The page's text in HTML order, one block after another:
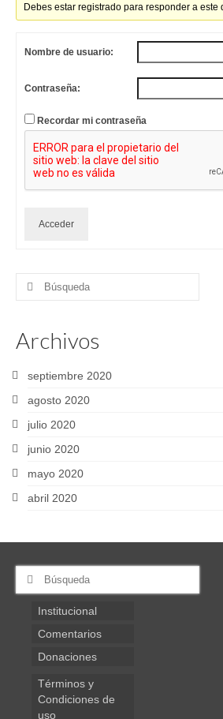
Debes estar registrado para responder a este
Nombre de usuario:
Contraseña:
Recordar mi contraseña
Acceder
Buscar
Archivos
septiembre 2020
agosto 2020
julio 2020
junio 2020
mayo 2020
abril 2020
Buscar
Institucional
Comentarios
Donaciones
Términos y
Condiciones de
uso